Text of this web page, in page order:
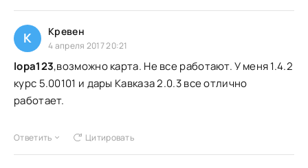
К Кревен
4 апреля 2017 20:21
lopa123,возможно карта. Не все работают. У меня 1.4.2
курс 5.00101 и дары Кавказа 2.0.3 все отлично
работает.
Ответить Цитировать